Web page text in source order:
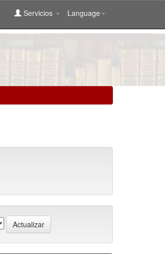
Language
Servicios